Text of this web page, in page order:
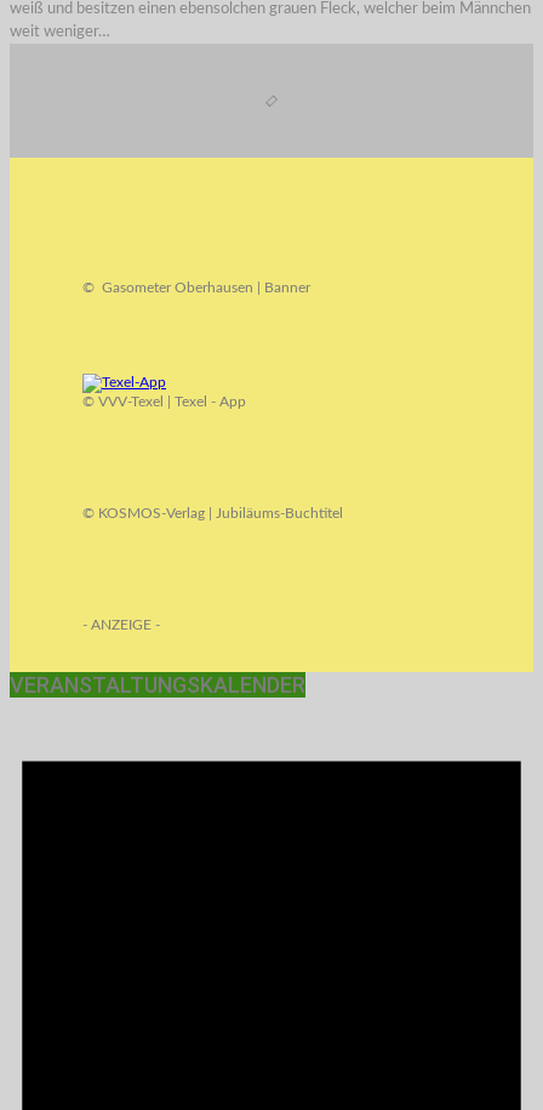
weiß und besitzen einen ebensolchen grauen Fleck, welcher beim Männchen
weit weniger…
© Gasometer Oberhausen | Banner
© VVV-Texel | Texel - App
© KOSMOS-Verlag | Jubiläums-Buchtitel
- ANZEIGE -
VERANSTALTUNGSKALENDER